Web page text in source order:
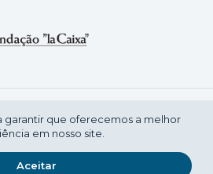
DE CULTURA
garantir que oferecemos a melhor
em nosso site.
Aceitar